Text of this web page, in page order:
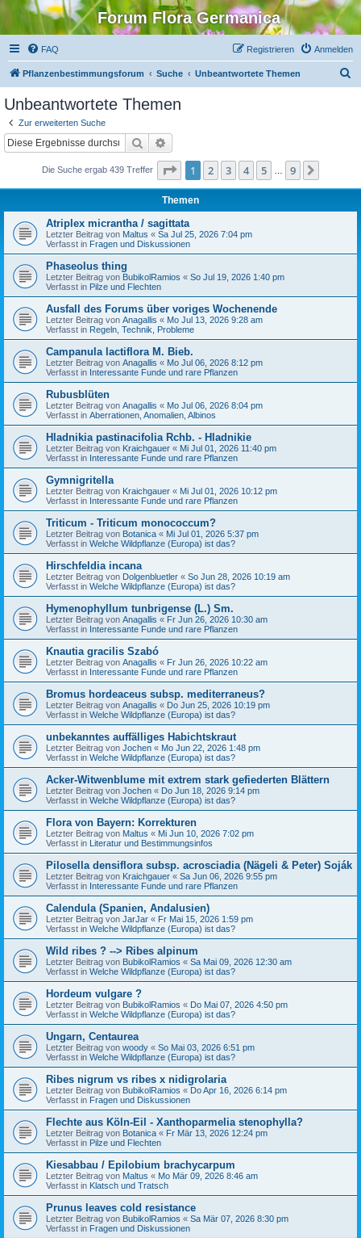
Forum Flora Germanica
FAQ Anmelden
Registrieren
Pflanzenbestimmungsforum Suche Unbeantwortete Themen
Unbeantwortete Themen
Zur erweiterten Suche
Suche
Die Suche ergab 439 Treffer Seite 1von
1 2 3 4 5 9
Themen
Atriplex micrantha / sagittata
Letzter Beitrag von Maltus « Sa Jul 25, 2026 7:04 pm
Verfasst in Fragen und Diskussionen
Phaseolus thing
Letzter Beitrag von BubikolRamios « So Jul 19, 2026 1:40 pm
Verfasst in Pilze und Flechten
Ausfall des Forums über voriges Wochenende
Letzter Beitrag von Anagallis « Mo Jul 13, 2026 9:28 am
Verfasst in Regeln, Technik, Probleme
Campanula lactiflora M. Bieb.
Letzter Beitrag von Anagallis « Mo Jul 06, 2026 8:12 pm
Verfasst in Interessante Funde und rare Pflanzen
Rubusblüten
Letzter Beitrag von Anagallis « Mo Jul 06, 2026 8:04 pm
Verfasst in Aberrationen, Anomalien, Albinos
Hladnikia pastinacifolia Rchb. - Hladnikie
Letzter Beitrag von Kraichgauer « Mi Jul 01, 2026 11:40 pm
Verfasst in Interessante Funde und rare Pflanzen
Gymnigritella
Letzter Beitrag von Kraichgauer « Mi Jul 01, 2026 10:12 pm
Verfasst in Interessante Funde und rare Pflanzen
Triticum - Triticum monococcum?
Letzter Beitrag von Botanica « Mi Jul 01, 2026 5:37 pm
Verfasst in Welche Wildpflanze (Europa) ist das?
Hirschfeldia incana
Letzter Beitrag von Dolgenbluetler « So Jun 28, 2026 10:19 am
Verfasst in Welche Wildpflanze (Europa) ist das?
Hymenophyllum tunbrigense (L.) Sm.
Letzter Beitrag von Anagallis « Fr Jun 26, 2026 10:30 am
Verfasst in Interessante Funde und rare Pflanzen
Knautia gracilis Szabó
Letzter Beitrag von Anagallis « Fr Jun 26, 2026 10:22 am
Verfasst in Interessante Funde und rare Pflanzen
Bromus hordeaceus subsp. mediterraneus?
Letzter Beitrag von Anagallis « Do Jun 25, 2026 10:19 pm
Verfasst in Welche Wildpflanze (Europa) ist das?
unbekanntes auffälliges Habichtskraut
Letzter Beitrag von Jochen « Mo Jun 22, 2026 1:48 pm
Verfasst in Welche Wildpflanze (Europa) ist das?
Acker-Witwenblume mit extrem stark gefiederten Blättern
Letzter Beitrag von Jochen « Do Jun 18, 2026 9:14 pm
Verfasst in Welche Wildpflanze (Europa) ist das?
Flora von Bayern: Korrekturen
Letzter Beitrag von Maltus « Mi Jun 10, 2026 7:02 pm
Verfasst in Literatur und Bestimmungsinfos
Pilosella densiflora subsp. acrosciadia (Nägeli & Peter) Soják
Letzter Beitrag von Kraichgauer « Sa Jun 06, 2026 9:55 pm
Verfasst in Interessante Funde und rare Pflanzen
Calendula (Spanien, Andalusien)
Letzter Beitrag von JarJar « Fr Mai 15, 2026 1:59 pm
Verfasst in Welche Wildpflanze (Europa) ist das?
Wild ribes ? --> Ribes alpinum
Letzter Beitrag von BubikolRamios « Sa Mai 09, 2026 12:30 am
Verfasst in Welche Wildpflanze (Europa) ist das?
Hordeum vulgare ?
Letzter Beitrag von BubikolRamios « Do Mai 07, 2026 4:50 pm
Verfasst in Welche Wildpflanze (Europa) ist das?
Ungarn, Centaurea
Letzter Beitrag von woody « So Mai 03, 2026 6:51 pm
Verfasst in Welche Wildpflanze (Europa) ist das?
Ribes nigrum vs ribes x nidigrolaria
Letzter Beitrag von BubikolRamios « Do Apr 16, 2026 6:14 pm
Verfasst in Fragen und Diskussionen
Flechte aus Köln-Eil - Xanthoparmelia stenophylla?
Letzter Beitrag von Botanica « Fr Mär 13, 2026 12:24 pm
Verfasst in Pilze und Flechten
Kiesabbau / Epilobium brachycarpum
Letzter Beitrag von Maltus « Mo Mär 09, 2026 8:46 am
Verfasst in Klatsch und Tratsch
Prunus leaves cold resistance
Letzter Beitrag von BubikolRamios « Sa Mär 07, 2026 8:30 pm
Verfasst in Fragen und Diskussionen